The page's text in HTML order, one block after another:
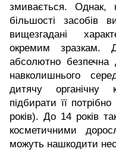
змивається. Однак,
більшості засобів
вищезгадані
окремим зразкам.
абсолютно
навколишнього
дитячу органічну
підбирати її
років). До 14 років
косметичними
можуть нашкодити